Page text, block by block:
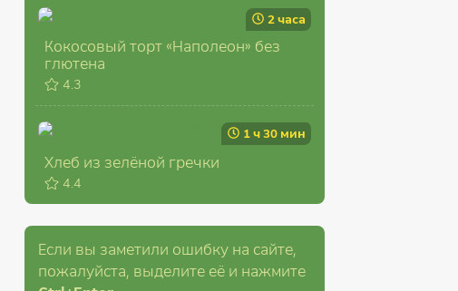
2 часа
Кокосовый торт «Наполеон» без
глютена
4.3
1 ч 30 мин
Хлеб из зелёной гречки
4.4
Если вы заметили ошибку на сайте,
пожалуйста, выделите её и нажмите